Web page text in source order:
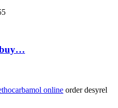
buy…
online order desyrel